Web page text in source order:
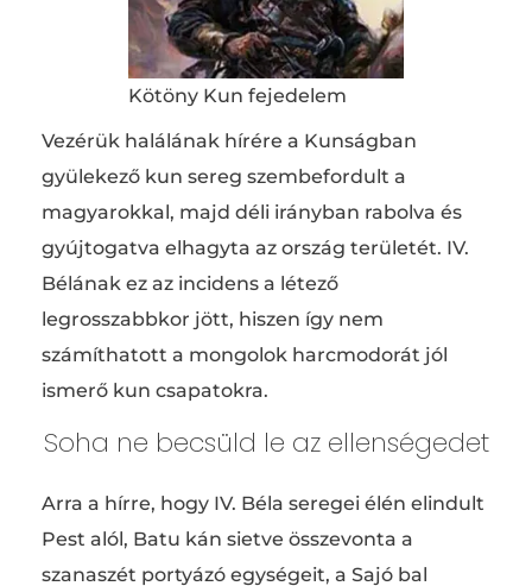
Kötöny Kun fejedelem
Vezérük halálának hírére a Kunságban
gyülekező kun sereg szembefordult a
magyarokkal, majd déli irányban rabolva és
gyújtogatva elhagyta az ország területét. IV.
Bélának ez az incidens a létező
legrosszabbkor jött, hiszen így nem
számíthatott a mongolok harcmodorát jól
ismerő kun csapatokra.
Soha ne becsüld le az ellenségedet
Arra a hírre, hogy IV. Béla seregei élén elindult
Pest alól, Batu kán sietve összevonta a
szanaszét portyázó egységeit, a Sajó bal